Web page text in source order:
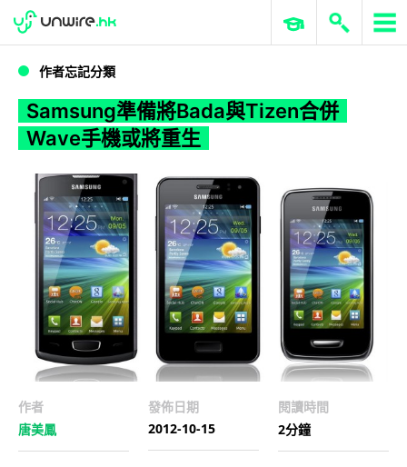
WWDC 2026 ERP 與商業 AI
作者忘記分類
Samsung準備將Bada與Tizen合併
Wave手機或將重生
作者
唐美鳳
發佈日期
2012-10-15
閱讀時間
2分鐘